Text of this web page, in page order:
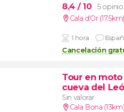
8,4 / 10
5
Cala d'Or (17.5km)
1 hora
Cancelación
Tour en
cueva del
Sin valorar
Cala Bona (13km)